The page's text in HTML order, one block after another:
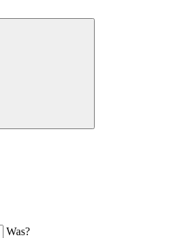
Was?